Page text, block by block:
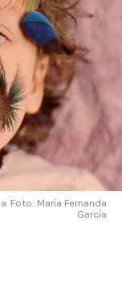
Foto: María Fernanda
García